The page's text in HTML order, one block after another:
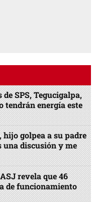
de SPS, Tegucigalpa,
tendrán energía este
hijo golpea a su padre
una discusión y me
revela que 46
de funcionamiento